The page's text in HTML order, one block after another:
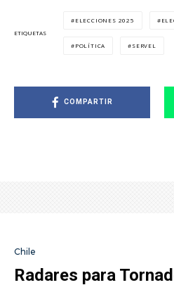
ETIQUETAS
ELECCIONES 2025
POLÍTICA SERVEL
COMPARTIR
Chile
Radares para